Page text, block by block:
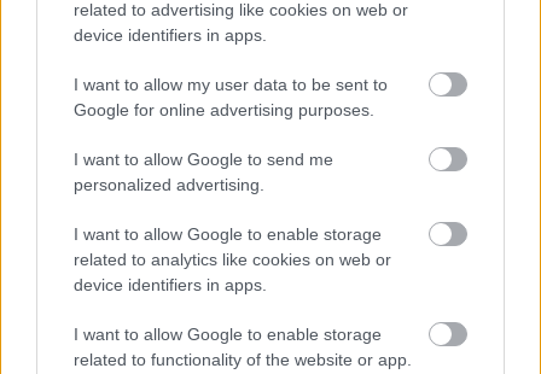
related to advertising like cookies on web or
device identifiers in apps.
I want to allow my user data to be sent to
Google for online advertising purposes.
I want to allow Google to send me
personalized advertising.
I want to allow Google to enable storage
related to analytics like cookies on web or
device identifiers in apps.
I want to allow Google to enable storage
related to functionality of the website or app.
Kövess minket a Facebookon
Parc Fermé
23 perce
Montoya szerint Antonelli kedvessége sem segít